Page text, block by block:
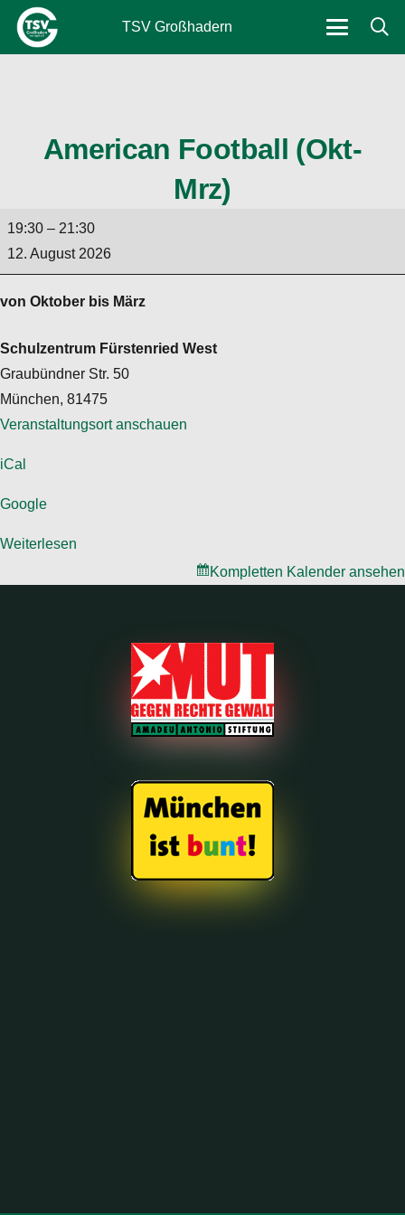
TSV Großhadern
American Football (Okt-
Mrz)
American
Football
(Okt-
Mrz)
19:30 – 21:30
12. August 2026
von Oktober bis März
Schulzentrum Fürstenried West
Graubündner Str. 50
München, 81475
Veranstaltungsort anschauen
iCal
Google
Weiterlesen
Kompletten Kalender ansehen